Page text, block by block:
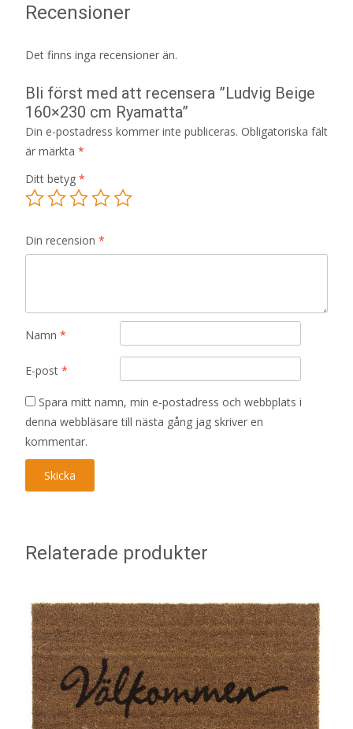
Recensioner
Det finns inga recensioner än.
Bli först med att recensera ”Ludvig Beige
160×230 cm Ryamatta”
Din e-postadress kommer inte publiceras. Obligatoriska fält
är märkta *
Ditt betyg *
Din recension *
Namn *
E-post *
Spara mitt namn, min e-postadress och webbplats i
denna webbläsare till nästa gång jag skriver en
kommentar.
Relaterade produkter